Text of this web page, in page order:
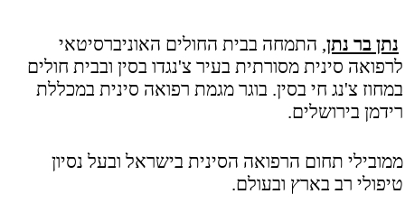
נתן בר נתן, התמחה בבית החולים האוניברסיטאי
לרפואה סינית מסורתית בעיר צ'נגדו בסין ובבית חולים
במחוז צ'נג חי בסין. בוגר מגמת רפואה סינית במכללת
רידמן בירושלים.
ממובילי תחום הרפואה הסינית בישראל ובעל נסיון
טיפולי רב בארץ ובעולם.